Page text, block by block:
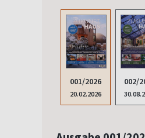
001/2026
20.02.2026
002/